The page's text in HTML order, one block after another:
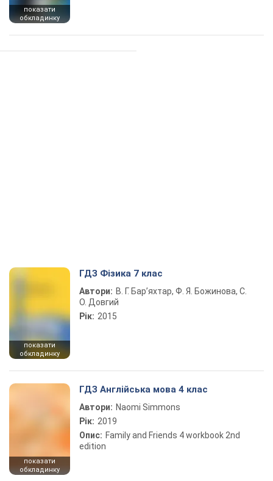
показати
обкладинку
показати
обкладинку
ГДЗ Фізика 7 клас
Автори: В. Г. Бар’яхтар, Ф. Я. Божинова, С.
О. Довгий
Рік: 2015
показати
обкладинку
ГДЗ Англійська мова 4 клас
Автори: Naomi Simmons
Рік: 2019
Опис: Family and Friends 4 workbook 2nd
edition